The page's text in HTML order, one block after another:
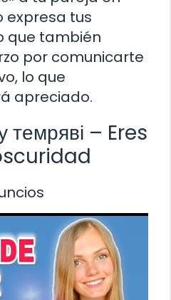
expresa tus
que también
por comunicarte
lo que
apreciado.
темряві – Eres